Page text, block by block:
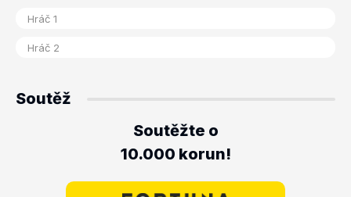
Soutěž
Soutěžte o
10.000 korun!